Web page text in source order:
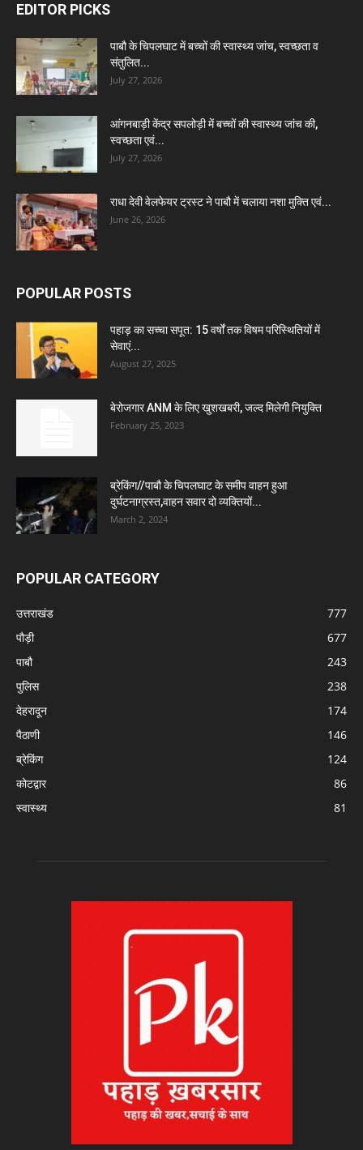
EDITOR PICKS
पाबौ के चिपलघाट में बच्चों की स्वास्थ्य जांच, स्वच्छता व
संतुलित...
July 27, 2026
आंगनबाड़ी केंद्र सपलोड़ी में बच्चों की स्वास्थ्य जांच की,
स्वच्छता एवं...
July 27, 2026
राधा देवी वेलफेयर ट्रस्ट ने पाबौ में चलाया नशा मुक्ति एवं...
June 26, 2026
POPULAR POSTS
पहाड़ का सच्चा सपूत: 15 वर्षों तक विषम परिस्थितियों में
सेवाएं...
August 27, 2025
बेरोजगार ANM के लिए खुशखबरी, जल्द मिलेगी नियुक्ति
February 25, 2023
ब्रेकिंग//पाबौ के चिपलघाट के समीप वाहन हुआ
दुर्घटनाग्रस्त,वाहन सवार दो व्यक्तियों...
March 2, 2024
POPULAR CATEGORY
उत्तराखंड
777
पौड़ी
677
पाबौ
243
पुलिस
238
देहरादून
174
पैठाणी
146
ब्रेकिंग
124
कोटद्वार
86
स्वास्थ्य
81